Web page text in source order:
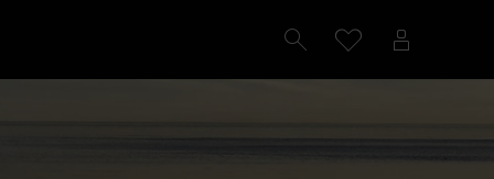
Configureren Proefrit plannen